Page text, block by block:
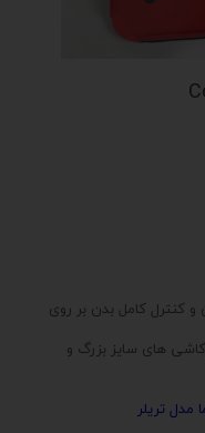
و کنترل کامل بدن بر روی
کاشی های سایز بزرگ و
مدل تریلر